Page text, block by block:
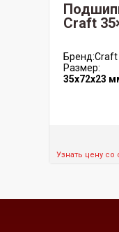
Craft
Бренд:Craft
Размер:
35x72x23
Узнать цену